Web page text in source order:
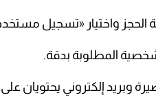
الحجز واختيار «تسجيل
المطلوبة بدقة.
وبريد إلكتروني يحتويان على